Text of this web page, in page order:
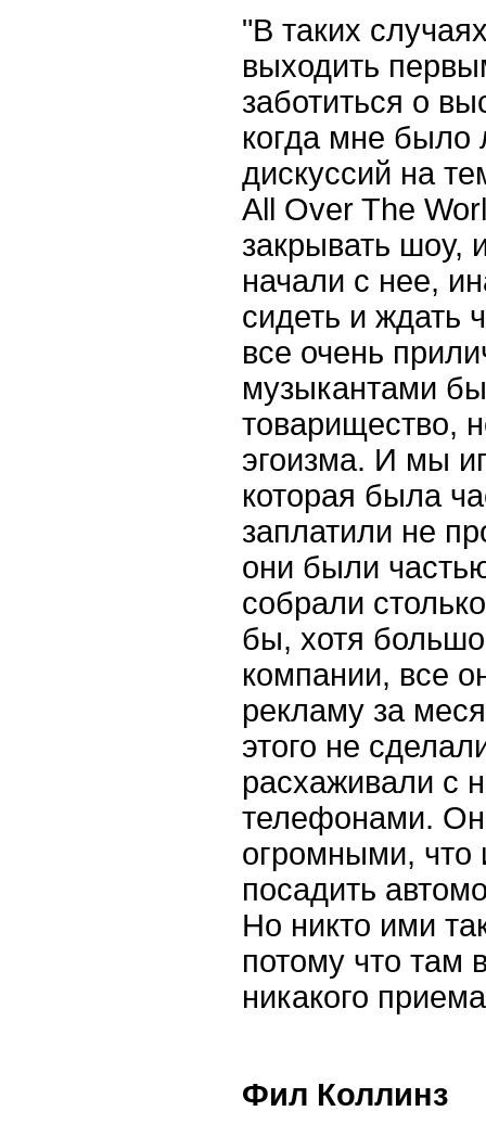
"В таких
выходить
заботиться о
когда мне было
дискуссий на
All Over The
закрывать шоу,
начали с нее,
сидеть и ждать
все очень
музыкантами
товарищество,
эгоизма. И мы
которая была
заплатили не
они были
собрали
бы, хотя
компании, все
рекламу за
этого не
расхаживали с
телефонами.
огромными,
посадить
Но никто ими
потому что
никакого
Фил Коллинз